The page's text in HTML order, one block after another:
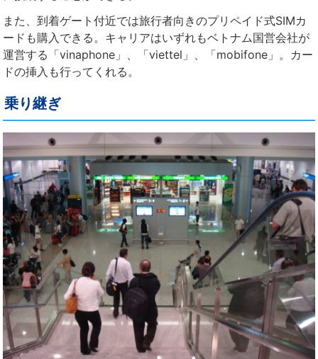
また、到着ゲート付近では旅行者向きのプリペイド式SIMカ
ードも購入できる。キャリアはいずれもベトナム国営会社が
運営する「vinaphone」、「viettel」、「mobifone」。カー
ドの挿入も行ってくれる。
乗り継ぎ